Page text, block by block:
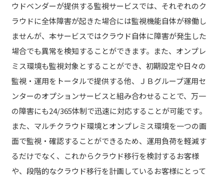
ウドベンダーが提供する監視サービスでは、それぞれのク
ラウドに全体障害が起きた場合には監視機能自体が稼働し
ませんが、本サービスではクラウド自体に障害が発生した
場合でも異常を検知することができます。また、オンプレ
ミス環境も監視対象とすることができ、初期設定や日々の
監視・運用をトータルで提供する他、ＪＢグループ運用セ
ンターのオプションサービスと組み合わせることで、万一
の障害にも24/365体制で迅速に対応することが可能です。
また、マルチクラウド環境とオンプレミス環境を一つの画
面で監視・確認することができるため、運用負荷を軽減す
るだけでなく、これからクラウド移行を検討するお客様
や、段階的なクラウド移行を計画しているお客様にとって